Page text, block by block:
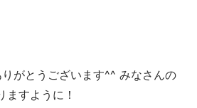
がとうございます^^ みなさんの
ますように！